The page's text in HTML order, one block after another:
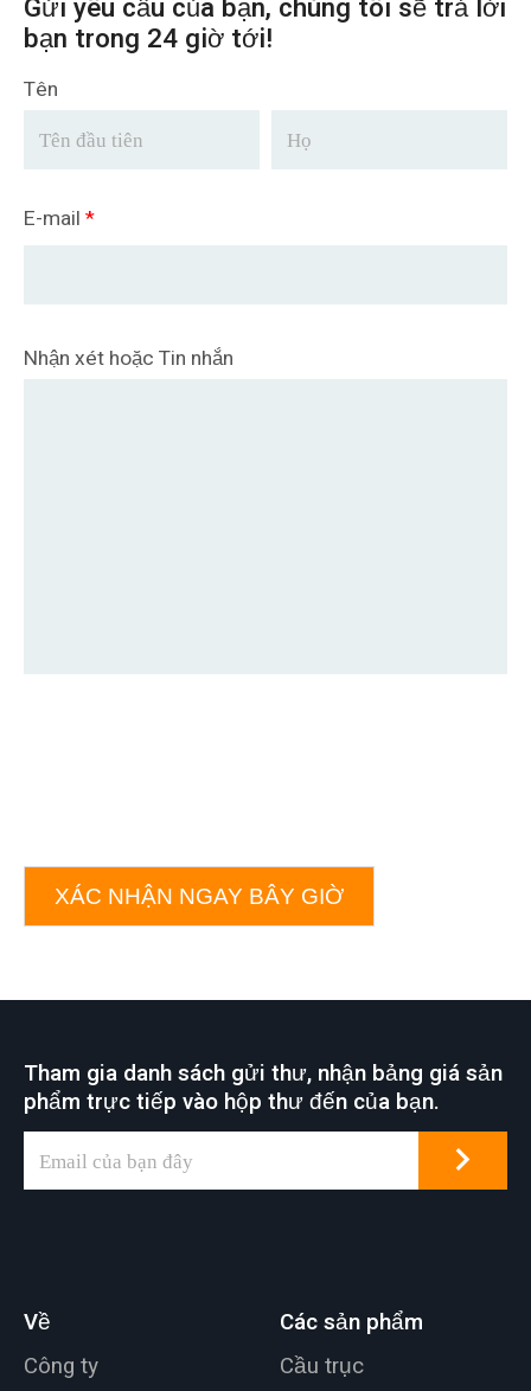
Gửi yêu cầu của bạn, chúng tôi sẽ trả lời
bạn trong 24 giờ tới!
Tên
E-mail *
Nhận xét hoặc Tin nhắn
XÁC NHẬN NGAY BÂY GIỜ
Tham gia danh sách gửi thư, nhận bảng giá sản
phẩm trực tiếp vào hộp thư đến của bạn.
Về
Công ty
Các sản phẩm
Cầu trục